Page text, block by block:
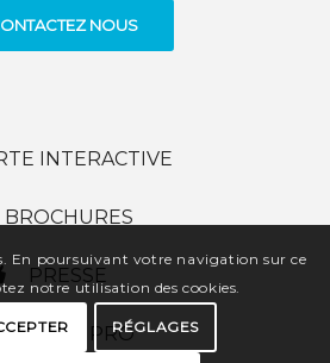
NOUS
INTERACTIVE
BROCHURES
PRESSE
ESPACE PRO
En poursuivant votre navigation sur ce
notre utilisation des cookies.
RÉGLAGES